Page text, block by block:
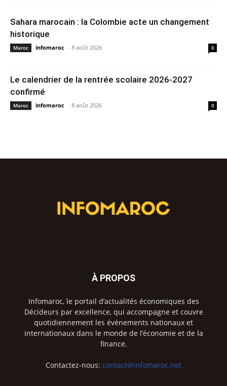
Sahara marocain : la Colombie acte un changement
historique
Maroc infomaroc - 8 août 2026 0
Le calendrier de la rentrée scolaire 2026-2027
confirmé
Maroc infomaroc - 8 août 2026 0
À PROPOS
Infomaroc, le portail d’actualités économiques des
Décideurs par excellence, qui accompagne et couvre
quotidiennement les événements nationaux et
internationaux dans le monde de l’économie et de la
finance.
Contactez-nous: contact@infomaroc.net